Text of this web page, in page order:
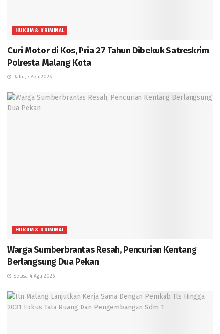
HUKUM & KRIMINAL
Curi Motor di Kos, Pria 27 Tahun Dibekuk Satreskrim
Polresta Malang Kota
Rabu, 5 Agu 2026
HUKUM & KRIMINAL
Warga Sumberbrantas Resah, Pencurian Kentang
Berlangsung Dua Pekan
Selasa, 4 Agu 2026